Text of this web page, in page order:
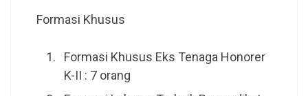
Formasi Khusus
Formasi Khusus Eks Tenaga Honorer
K-II : 7 orang